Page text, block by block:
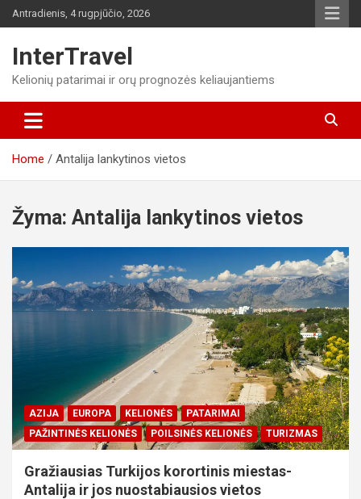
Skip
to
Antradienis, 4 rugpjūčio, 2026
InterTravel
Kelionių patarimai ir orų prognozės keliaujantiems
Home Antalija lankytinos vietos
Žyma: Antalija lankytinos vietos
AZIJA EUROPA KELIONĖS
PATARIMAI
PAŽINTINĖS KELIONĖS
POILSINĖS KELIONĖS TURIZMAS
Gražiausias Turkijos korortinis miestas-
Antalija ir jos nuostabiausios vietos